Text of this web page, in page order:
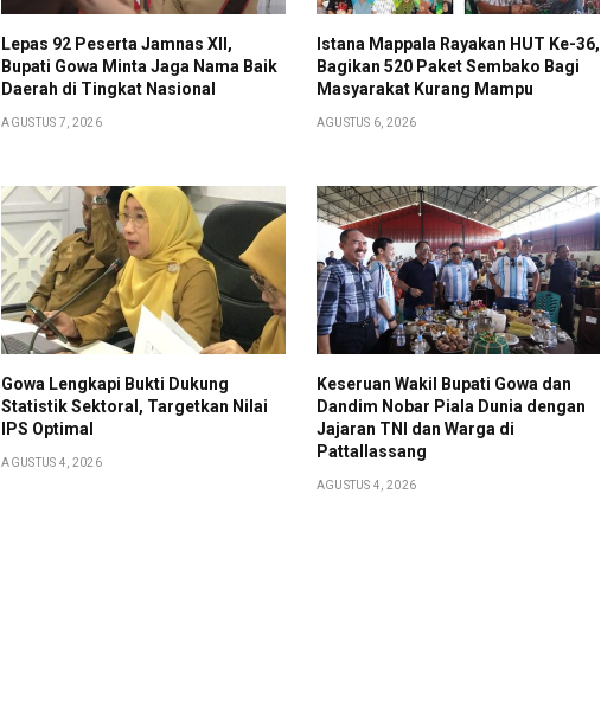
Lepas 92 Peserta Jamnas XII,
Bupati Gowa Minta Jaga Nama Baik
Daerah di Tingkat Nasional
AGUSTUS 7, 2026
Istana Mappala Rayakan HUT Ke-36,
Bagikan 520 Paket Sembako Bagi
Masyarakat Kurang Mampu
AGUSTUS 6, 2026
Gowa Lengkapi Bukti Dukung
Statistik Sektoral, Targetkan Nilai
IPS Optimal
AGUSTUS 4, 2026
Keseruan Wakil Bupati Gowa dan
Dandim Nobar Piala Dunia dengan
Jajaran TNI dan Warga di
Pattallassang
AGUSTUS 4, 2026